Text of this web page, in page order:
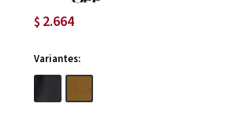
$ 2.664
Variantes: